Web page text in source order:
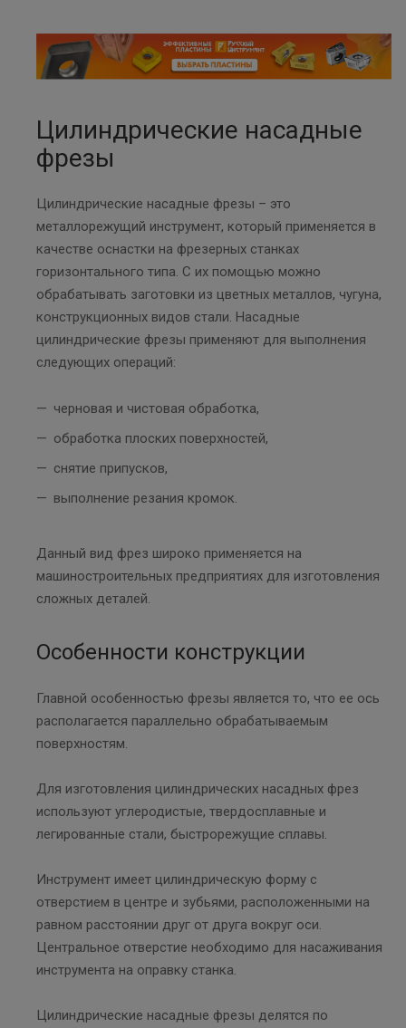
Цилиндрические насадные
фрезы
Цилиндрические насадные фрезы – это
металлорежущий инструмент, который применяется в
качестве оснастки на фрезерных станках
горизонтального типа. С их помощью можно
обрабатывать заготовки из цветных металлов, чугуна,
конструкционных видов стали. Насадные
цилиндрические фрезы применяют для выполнения
следующих операций:
черновая и чистовая обработка,
обработка плоских поверхностей,
снятие припусков,
выполнение резания кромок.
Данный вид фрез широко применяется на
машиностроительных предприятиях для изготовления
сложных деталей.
Особенности конструкции
Главной особенностью фрезы является то, что ее ось
располагается параллельно обрабатываемым
поверхностям.
Для изготовления цилиндрических насадных фрез
используют углеродистые, твердосплавные и
легированные стали, быстрорежущие сплавы.
Инструмент имеет цилиндрическую форму с
отверстием в центре и зубьями, расположенными на
равном расстоянии друг от друга вокруг оси.
Центральное отверстие необходимо для насаживания
инструмента на оправку станка.
Цилиндрические насадные фрезы делятся по